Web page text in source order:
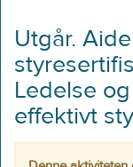
Utgår.
Ledelse
effektivt